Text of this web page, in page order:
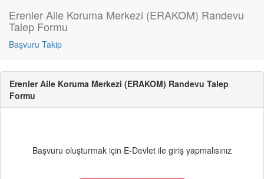
Erenler Aile Koruma Merkezi (ERAKOM) Randevu
Talep Formu
Başvuru Takip
Erenler Aile Koruma Merkezi (ERAKOM) Randevu Talep
Formu
Başvuru oluşturmak için E-Devlet ile giriş yapmalısınız